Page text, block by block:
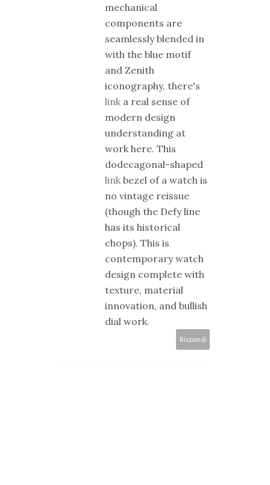
mechanical
components are
seamlessly blended in
with the blue motif
and Zenith
iconography, there's
link a real sense of
modern design
understanding at
work here. This
dodecagonal-shaped
link bezel of a watch is
no vintage reissue
(though the Defy line
has its historical
chops). This is
contemporary watch
design complete with
texture, material
innovation, and bullish
dial work.
Rispondi